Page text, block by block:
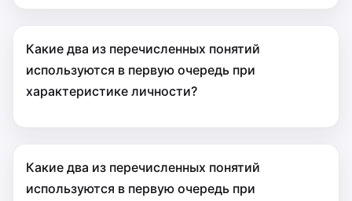
Какие два из перечисленных понятий
используются в первую очередь при
характеристике личности?
Какие два из перечисленных понятий
используются в первую очередь при